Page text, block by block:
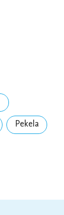
Pekela